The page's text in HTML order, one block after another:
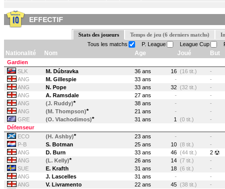
EFFECTIF
Stats des joueurs Temps de jeu (6 derniers matchs)
Tous les matchs
P. League League Cup
Nationalité Nom Age Joué But
Gardien
SLK
M. Dúbravka 36 ans 16 (16 tit.)
-
ANG
M. Gillespie 33 ans -
-
ANG
N. Pope 33 ans 32 (32 tit.)
-
ANG
A. Ramsdale 27 ans -
-
ANG
(J. Ruddy)* 38 ans -
-
ANG
(M. Thompson)* 21 ans -
-
GRE
(O. Vlachodimos)* 31 ans 1 (0 tit.)
-
Défenseur
ECO
(H. Ashby)* 23 ans -
-
P-B
S. Botman 25 ans 10 (8 tit.)
-
ANG
D. Burn 33 ans 46 (44 tit.)
2
ANG
(L. Kelly)* 26 ans 14 (7 tit.)
-
SUE
E. Krafth 31 ans 18 (6 tit.)
-
ANG
J. Lascelles 31 ans -
-
ANG
V. Livramento 22 ans 45 (38 tit.)
-